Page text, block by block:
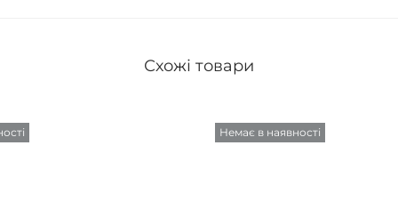
Схожі товари
Немає в наявності